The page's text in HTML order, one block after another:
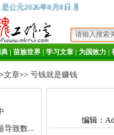
公元2026年8月8日 星期六
苗族世界 学习文章 为国效力
文章>> 亏钱就是赚钱
导致数...
编辑：